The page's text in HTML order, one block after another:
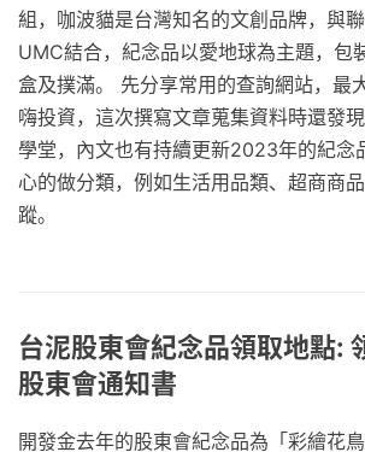
組，咖波貓是台灣知名的文創品牌，與
UMC結合，紀念品以愛地球為主題，包
盒及撲滿。 先分享常用的查詢網站，最
嗨投資，這次撰寫文章蒐集資料時還發
學堂，內文也有持續更新2023年的紀念
心的做分類，例如生活用品類、超商商
蹤。
台泥股東會紀念品領取地點:
股東會通知書
開發金去年的股東會紀念品為「彩繪花鳥